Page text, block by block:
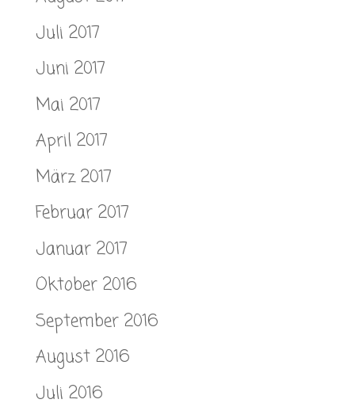
Juli 2017
Juni 2017
Mai 2017
April 2017
März 2017
Februar 2017
Januar 2017
Oktober 2016
September 2016
August 2016
Juli 2016